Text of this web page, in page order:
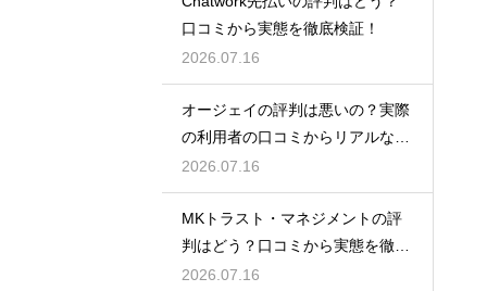
口コミから実態を徹底検証！
2026.07.16
オージェイの評判は悪いの？実際
の利用者の口コミからリアルな実
態検証
2026.07.16
MKトラスト・マネジメントの評
判はどう？口コミから実態を徹底
検証！
2026.07.16